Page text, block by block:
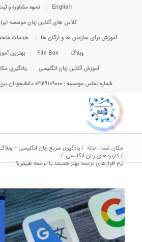
English
نحوه مشاوره و
کلاس های آنلاین زبان موسسه
آموزش برای سازمان ها و ارگان ها
خدمات
وبلاگ
File Box
بهترین
آموزش آنلاین زبان انگلیسی
یادگیری
شماره تماس موسسه : 02149109000 دانشجویان بین الملل : 5965-822-201 1+
مکان شما: خانه / یادگیری سریع زبان انگلیسی –
/ کاربردهای زبان انگلیسی /
نرم‌ افزارهای ترجمه بهتر هستند یا ترجمه طبیعی؟...